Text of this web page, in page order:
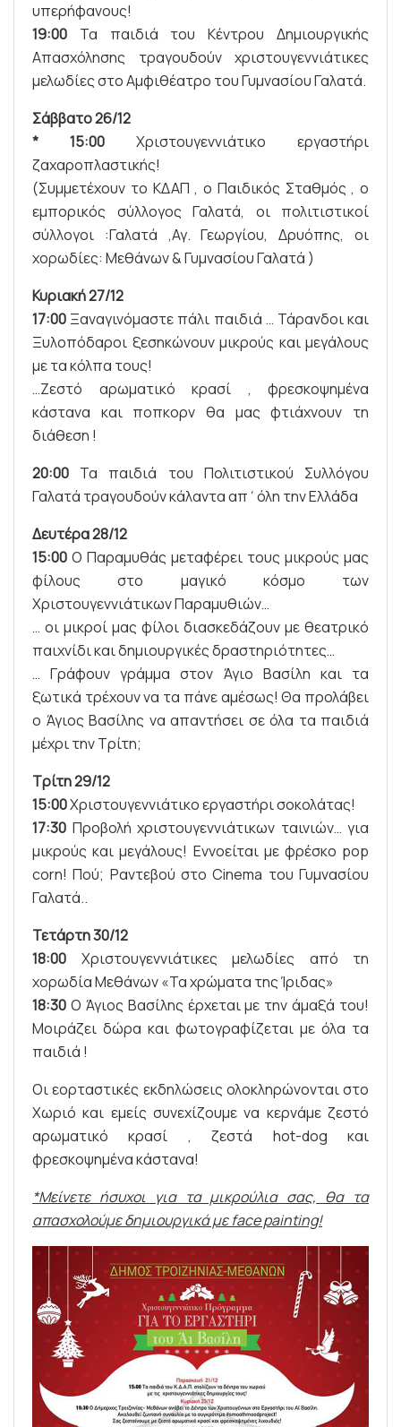
υπερήφανους!
19:00 Τα παιδιά του Κέντρου Δημιουργικής
Απασχόλησης τραγουδούν χριστουγεννιάτικες
μελωδίες στο Αμφιθέατρο του Γυμνασίου Γαλατά.
Σάββατο 26/12
* 15:00 Χριστουγεννιάτικο εργαστήρι
ζαχαροπλαστικής!
(Συμμετέχουν το ΚΔΑΠ , ο Παιδικός Σταθμός , ο
εμπορικός σύλλογος Γαλατά, οι πολιτιστικοί
σύλλογοι :Γαλατά ,Αγ. Γεωργίου, Δρυόπης, οι
χορωδίες: Μεθάνων & Γυμνασίου Γαλατά )
Κυριακή 27/12
17:00 Ξαναγινόμαστε πάλι παιδιά … Τάρανδοι και
Ξυλοπόδαροι ξεσηκώνουν μικρούς και μεγάλους
με τα κόλπα τους!
…Ζεστό αρωματικό κρασί , φρεσκοψημένα
κάστανα και ποπκορν θα μας φτιάχνουν τη
διάθεση !
20:00 Τα παιδιά του Πολιτιστικού Συλλόγου
Γαλατά τραγουδούν κάλαντα απ΄όλη την Ελλάδα
Δευτέρα 28/12
15:00 Ο Παραμυθάς μεταφέρει τους μικρούς μας
φίλους στο μαγικό κόσμο των
Χριστουγεννιάτικων Παραμυθιών…
… οι μικροί μας φίλοι διασκεδάζουν με θεατρικό
παιχνίδι και δημιουργικές δραστηριότητες…
… Γράφουν γράμμα στον Άγιο Βασίλη και τα
ξωτικά τρέχουν να τα πάνε αμέσως! Θα προλάβει
ο Άγιος Βασίλης να απαντήσει σε όλα τα παιδιά
μέχρι την Τρίτη;
Τρίτη 29/12
15:00Χριστουγεννιάτικο εργαστήρι σοκολάτας!
17:30 Προβολή χριστουγεννιάτικων ταινιών… για
μικρούς και μεγάλους! Εννοείται με φρέσκο pop
corn! Πού; Ραντεβού στο Cinema του Γυμνασίου
Γαλατά..
Τετάρτη 30/12
18:00 Χριστουγεννιάτικες μελωδίες από τη
χορωδία Μεθάνων «Τα χρώματα της Ίριδας»
18:30 Ο Άγιος Βασίλης έρχεται με την άμαξά του!
Μοιράζει δώρα και φωτογραφίζεται με όλα τα
παιδιά !
Οι εορταστικές εκδηλώσεις ολοκληρώνονται στο
Χωριό και εμείς συνεχίζουμε να κερνάμε ζεστό
αρωματικό κρασί , ζεστά hot-dog και
φρεσκοψημένα κάστανα!
*Μείνετε ήσυχοι για τα μικρούλια σας, θα τα
απασχολούμε δημιουργικά με face painting!